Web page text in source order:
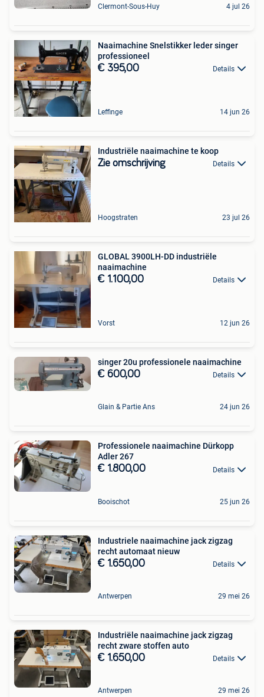
Clermont-Sous-Huy 4 jul 26
Naaimachine Snelstikker leder singer
professioneel
€ 395,00 Details
Leffinge 14 jun 26
Industriële naaimachine te koop
Zie omschrijving Details
Hoogstraten 23 jul 26
GLOBAL 3900LH-DD industriële
naaimachine
€ 1.100,00 Details
Vorst 12 jun 26
singer 20u professionele naaimachine
€ 600,00 Details
Glain & Partie Ans 24 jun 26
Professionele naaimachine Dürkopp
Adler 267
€ 1.800,00 Details
Booischot 25 jun 26
Industriele naaimachine jack zigzag
recht automaat nieuw
€ 1.650,00 Details
Antwerpen 29 mei 26
Industriële naaimachine jack zigzag
recht zware stoffen auto
€ 1.650,00 Details
Antwerpen 29 mei 26